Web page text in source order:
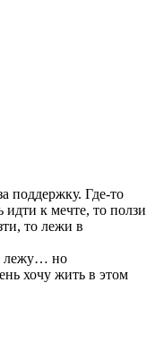
поддержку. Где-то
к мечте, то ползи
то лежи в
лежу… но
хочу жить в этом